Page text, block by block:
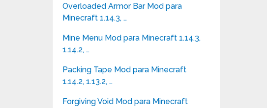
Overloaded Armor Bar Mod para
Minecraft 1.14.3, …
Mine Menu Mod para Minecraft 1.14.3,
1.14.2, …
Packing Tape Mod para Minecraft
1.14.2, 1.13.2, …
Forgiving Void Mod para Minecraft